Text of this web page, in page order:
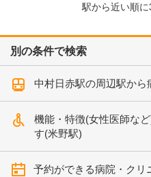
駅から近い順に
別の条件で検索
中村日赤駅の周辺駅か
機能・特徴(女性医師な
す(米野駅)
予約ができる病院・クリ